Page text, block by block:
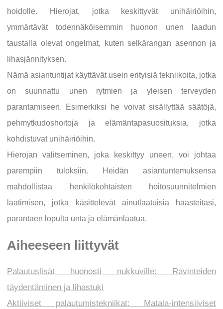
hoidolle. Hierojat, jotka keskittyvät unihäiriöihin,
ymmärtävät todennäköisemmin huonon unen laadun
taustalla olevat ongelmat, kuten selkärangan asennon ja
lihasjännityksen.
Nämä asiantuntijat käyttävät usein erityisiä tekniikoita, jotka
on suunnattu unen rytmien ja yleisen terveyden
parantamiseen. Esimerkiksi he voivat sisällyttää säätöjä,
pehmytkudoshoitoja ja elämäntapasuosituksia, jotka
kohdistuvat unihäiriöihin.
Hierojan valitseminen, joka keskittyy uneen, voi johtaa
parempiin tuloksiin. Heidän asiantuntemuksensa
mahdollistaa henkilökohtaisten hoitosuunnitelmien
laatimisen, jotka käsittelevät ainutlaatuisia haasteitasi,
parantaen lopulta unta ja elämänlaatua.
Aiheeseen liittyvät
Palautuslisät huonosti nukkuville: Ravinteiden
täydentäminen ja lihastuki
Aktiiviset palautumistekniikat: Matala-intensiiviset